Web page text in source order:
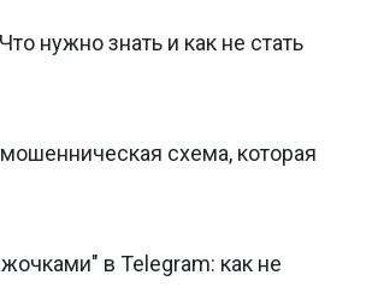
нужно знать и как не стать
схема, которая
в Telegram: как не